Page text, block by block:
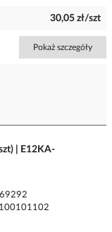
30,05 zł/szt
Pokaż szczegóły
| E12KA-